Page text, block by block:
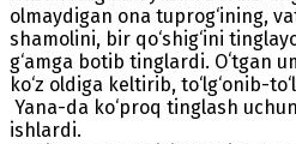
olmaydigan ona tuprog‘ining,
shamolini, bir qo‘shig‘ini
g‘amga botib tinglardi. Oʻtgan
ko‘z oldiga keltirib, to‘lg‘onib-
Yana-da ko‘proq tinglash
ishlardi.